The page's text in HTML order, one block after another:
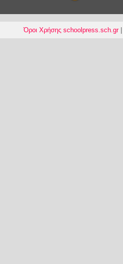
Όροι Χρήσης schoolpress.sch.gr|